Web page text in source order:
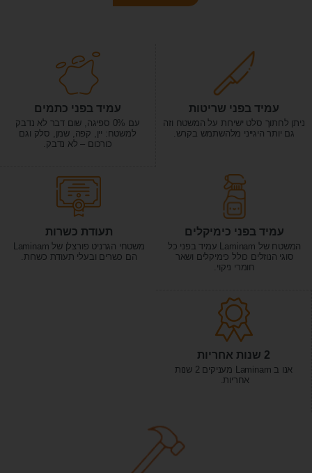
עמיד בפני שריטות
ניתן לחתוך סלט ישירות על המשטח וזה
גם יותר היגייני מלהשתמש בקרש.
עמיד בפני כתמים
עם 0% ספיגה, שום דבר לא נדבק
למשטח: יין, קפה, שמן, סלק וגם
כורכום – לא נדבק.
עמיד בפני כימיקלים
המשטח של Laminam עמיד בפני כל
סוגי הנוזלים כולל כימיקלים ושאר
חומרי ניקוי.
תעודת כשרות
משטחי הגרניט פורצלן של Laminam
הם כשרים ובעלי תעודת כשרות.
2 שנות אחריות
אנו ב Laminam מעניקים 2 שנות
אחריות.